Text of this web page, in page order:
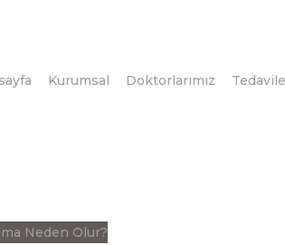
Kurumsal Doktorlarımız
KVKK